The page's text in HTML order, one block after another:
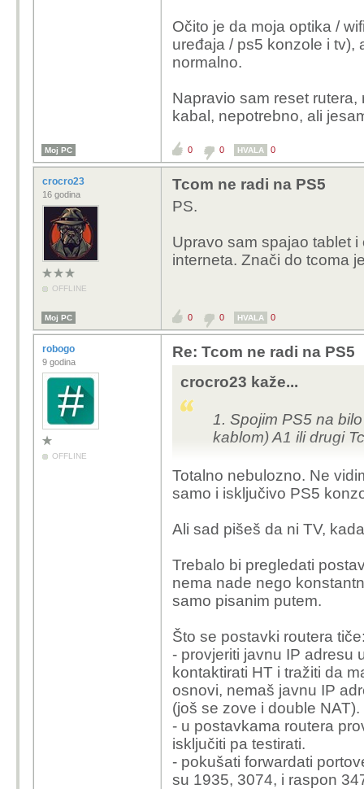
Očito je da moja optika /
uređaja / ps5 konzole i tv),
normalno.
Napravio sam reset
kabal, nepotrebno, ali
Moj PC 0 0 HVALA 0
crocro23
16 godina
OFFLINE
Tcom ne radi na PS5
PS.
Upravo sam spajao tablet
interneta. Znači do tcoma
Moj PC 0 0 HVALA 0
robogo
9 godina
OFFLINE
Re: Tcom ne radi na PS5
crocro23 kaže...
1. Spojim PS5 na
kablom) A1 ili drugi
2. Spojim PS5 na
interneta - NE RADI
3. Spojim, PS5 na wifi
interneta - NE RADI
4. Mobitel mi je na
mobitela dijelim taj
RADI
5. TV mi je spojen na
spojim tv na wifi od
6. Spojim od frenda
NEMA INTERNETA,
Po onome što sam
TCOM optike iz
vrste. Sad ovi iz t-
Totalno nebulozno. Ne
samo i isključivo PS5
Ali sad pišeš da ni TV,
Trebalo bi pregledati
nema nade nego
samo pisanim putem.
Što se postavki routera
- provjeriti javnu IP adresu
kontaktirati HT i tražiti da
osnovi, nemaš javnu IP
(još se zove i double NAT).
- u postavkama routera
isključiti pa testirati.
- pokušati forwardati
su 1935, 3074, i raspon